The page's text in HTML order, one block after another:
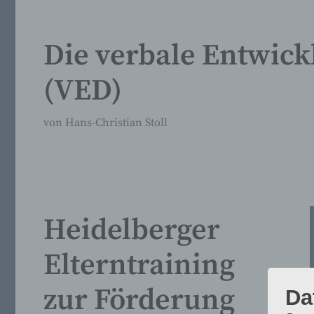
Die verbale
(VED)
von Hans-Christian Stoll
Heidelberger
Elterntraining
zur Förderung